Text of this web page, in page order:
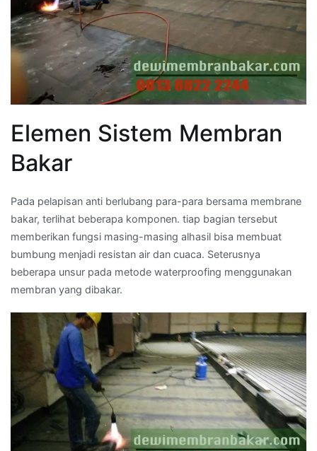
Elemen Sistem Membran
Bakar
Pada pelapisan anti berlubang para-para bersama membrane
bakar, terlihat beberapa komponen. tiap bagian tersebut
memberikan fungsi masing-masing alhasil bisa membuat
bumbung menjadi resistan air dan cuaca. Seterusnya
beberapa unsur pada metode waterproofing menggunakan
membran yang dibakar.